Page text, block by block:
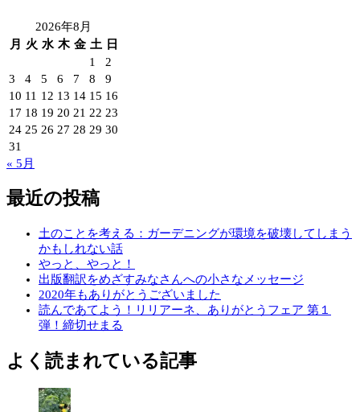
2026年8月
月
火 水 木 金 土
日
1
2
3
4 5 6 7 8
9
10 11 12 13 14 15 16
17 18 19 20 21 22 23
24 25 26 27 28 29 30
31
« 5月
最近の投稿
土のことを考える：ガーデニングが環境を破壊してしまう
かもしれない話
やっと、やっと！
出版翻訳をめざすみなさんへの小さなメッセージ
2020年もありがとうございました
読んであてよう！リリアーネ、ありがとうフェア 第１
弾！締切せまる
よく読まれている記事